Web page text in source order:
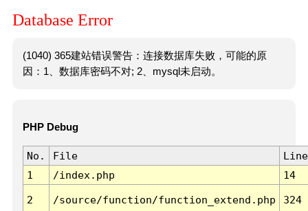
Database Error
(1040) 365建站错误警告：连接数据库失败，可能的原
因：1、数据库密码不对; 2、mysql未启动。
PHP Debug
No. File
Line
1
/index.php 14
2 /source/function/function_extend.php 324